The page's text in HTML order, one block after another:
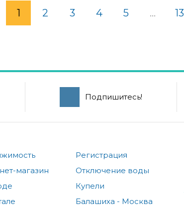
1 2 3 4 5 ... 13
Подпишитесь!
магазин
Регистрация
Отключение воды
Купели
Балашиха - Москва